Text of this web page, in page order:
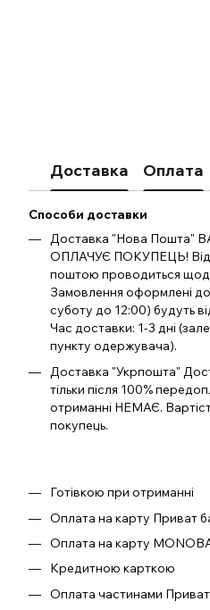
Доставка Оплата
Способи доставки
Доставка "Нова Пошта"
ОПЛАЧУЄ ПОКУПЕЦЬ!
поштою проводиться
Замовлення оформлені
суботу до 12:00) будуть
Час доставки: 1-3 дні
пункту одержувача).
Доставка "Укрпошта"
тільки після 100%
отриманні НЕМАЄ.
покупець.
Готівкою при отриманні
Оплата на карту Приват
Оплата на карту
Кредитною карткою
Оплата частинами